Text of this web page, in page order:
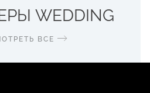
WEDDING
ВСЕ